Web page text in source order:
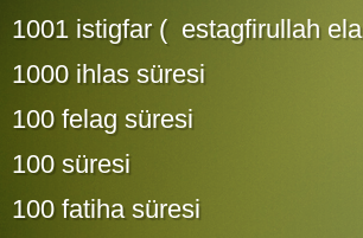
1001 istigfar ( estagfirullah
1000 ihlas süresi
100 felag süresi
100 süresi
100 fatiha süresi